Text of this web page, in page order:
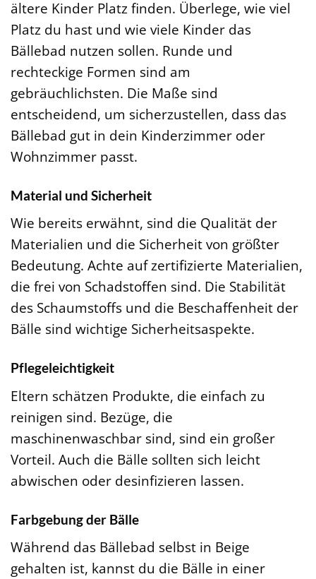
ältere Kinder Platz finden. Überlege, wie viel
Platz du hast und wie viele Kinder das
Bällebad nutzen sollen. Runde und
rechteckige Formen sind am
gebräuchlichsten. Die Maße sind
entscheidend, um sicherzustellen, dass das
Bällebad gut in dein Kinderzimmer oder
Wohnzimmer passt.
Material und Sicherheit
Wie bereits erwähnt, sind die Qualität der
Materialien und die Sicherheit von größter
Bedeutung. Achte auf zertifizierte Materialien,
die frei von Schadstoffen sind. Die Stabilität
des Schaumstoffs und die Beschaffenheit der
Bälle sind wichtige Sicherheitsaspekte.
Pflegeleichtigkeit
Eltern schätzen Produkte, die einfach zu
reinigen sind. Bezüge, die
maschinenwaschbar sind, sind ein großer
Vorteil. Auch die Bälle sollten sich leicht
abwischen oder desinfizieren lassen.
Farbgebung der Bälle
Während das Bällebad selbst in Beige
gehalten ist, kannst du die Bälle in einer